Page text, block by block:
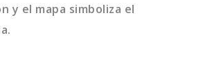
y el mapa simboliza el